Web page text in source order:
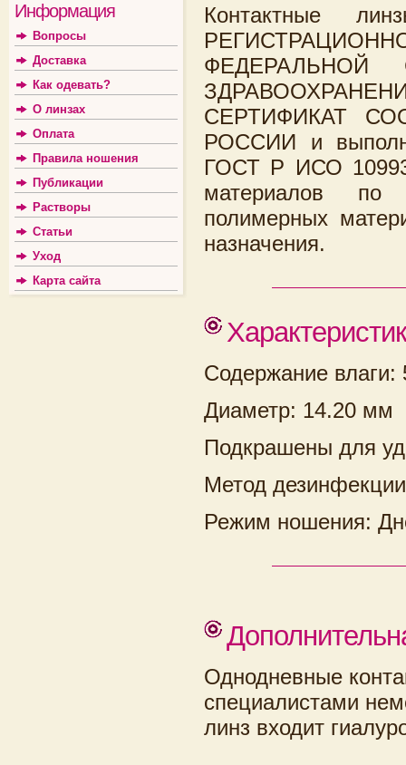
Информация
Вопросы
Доставка
Как одевать?
О линзах
Оплата
Правила ношения
Публикации
Растворы
Статьи
Уход
Карта сайта
Контактные
СЕРТИФИКАТ
РОССИИ и
ГОСТ Р ИСО
материалов по
полимерных
назначения.
Содержание влаги:
Диаметр: 14.20 мм
Подкрашены для
Метод
Режим ношения:
Однодневные
специалистами
линз входит